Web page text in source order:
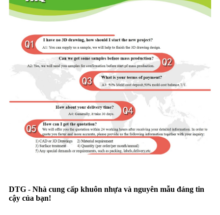
DTG - Nhà cung cấp khuôn nhựa và nguyên mẫu đáng tin
cậy của bạn!